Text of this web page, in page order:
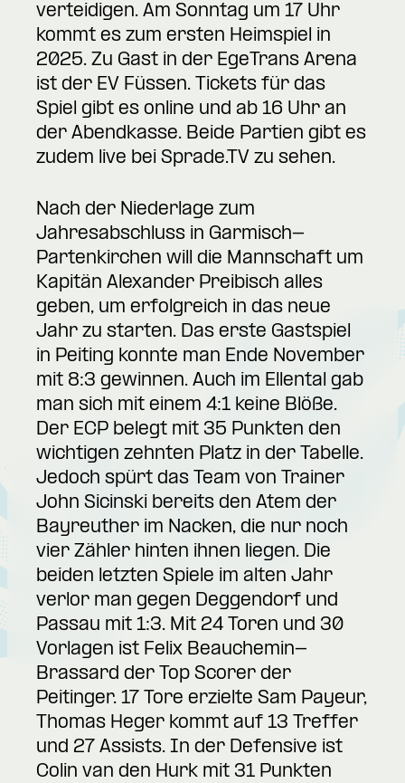
verteidigen. Am Sonntag um 17 Uhr
kommt es zum ersten Heimspiel in
2025. Zu Gast in der EgeTrans Arena
ist der EV Füssen. Tickets für das
Spiel gibt es online und ab 16 Uhr an
der Abendkasse. Beide Partien gibt es
zudem live bei Sprade.TV zu sehen.
Nach der Niederlage zum
Jahresabschluss in Garmisch-
Partenkirchen will die Mannschaft um
Kapitän Alexander Preibisch alles
geben, um erfolgreich in das neue
Jahr zu starten. Das erste Gastspiel
in Peiting konnte man Ende November
mit 8:3 gewinnen. Auch im Ellental gab
man sich mit einem 4:1 keine Blöße.
Der ECP belegt mit 35 Punkten den
wichtigen zehnten Platz in der Tabelle.
Jedoch spürt das Team von Trainer
John Sicinski bereits den Atem der
Bayreuther im Nacken, die nur noch
vier Zähler hinten ihnen liegen. Die
beiden letzten Spiele im alten Jahr
verlor man gegen Deggendorf und
Passau mit 1:3. Mit 24 Toren und 30
Vorlagen ist Felix Beauchemin-
Brassard der Top Scorer der
Peitinger. 17 Tore erzielte Sam Payeur,
Thomas Heger kommt auf 13 Treffer
und 27 Assists. In der Defensive ist
Colin van den Hurk mit 31 Punkten